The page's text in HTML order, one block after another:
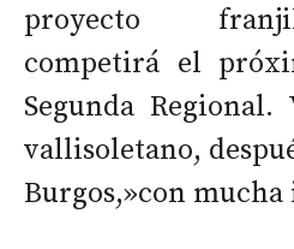
proyecto
competirá el
Segunda
vallisoletano,
Burgos,»con